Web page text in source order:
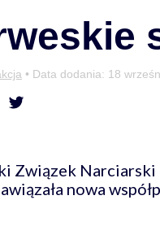
• Data dodania: 18
Związek Narciarski
nowa